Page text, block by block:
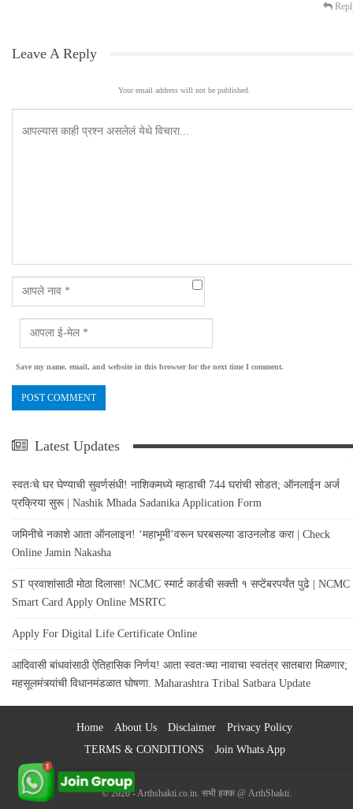
Leave A Reply
Your email address will not be published.
Save my name, email, and website in this browser for the next time I comment.
Latest Updates
स्वतःचे घर घेण्याची सुवर्णसंधी! नाशिकमध्ये म्हाडाची 744 घरांची सोडत; ऑनलाईन अर्ज
प्रक्रिया सुरू | Nashik Mhada Sadanika Application Form
जमिनीचे नकाशे आता ऑनलाइन! ‘महाभूमी’वरून घरबसल्या डाउनलोड करा | Check
Online Jamin Nakasha
ST प्रवाशांसाठी मोठा दिलासा! NCMC स्मार्ट कार्डची सक्ती १ सप्टेंबरपर्यंत पुढे | NCMC
Smart Card Apply Online MSRTC
Apply For Digital Life Certificate Online
आदिवासी बांधवांसाठी ऐतिहासिक निर्णय! आता स्वतःच्या नावाचा स्वतंत्र सातबारा मिळणार;
महसूलमंत्र्यांची विधानमंडळात घोषणा. Maharashtra Tribal Satbara Update
Home About Us Disclaimer
Privacy Policy
TERMS & CONDITIONS
Join Whats App
© 2026 - Arthshakti.co.in. सभी हक्क @ ArthShakti.